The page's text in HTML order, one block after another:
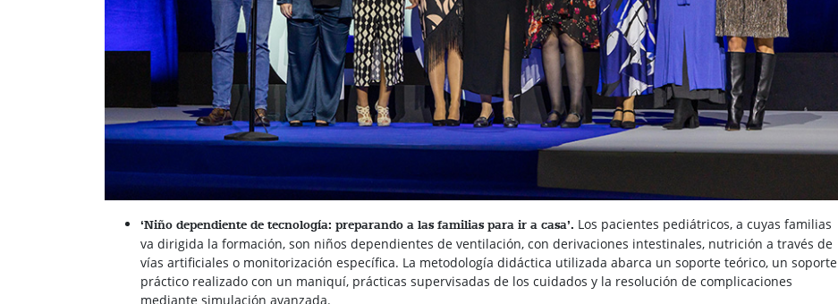
‘Niño dependiente de tecnología: preparando a las familias para ir a casa’. Los pacientes pediátricos, a cuyas familias
va dirigida la formación, son niños dependientes de ventilación, con derivaciones intestinales, nutrición a través de
vías artificiales o monitorización específica. La metodología didáctica utilizada abarca un soporte teórico, un soporte
práctico realizado con un maniquí, prácticas supervisadas de los cuidados y la resolución de complicaciones
mediante simulación avanzada.